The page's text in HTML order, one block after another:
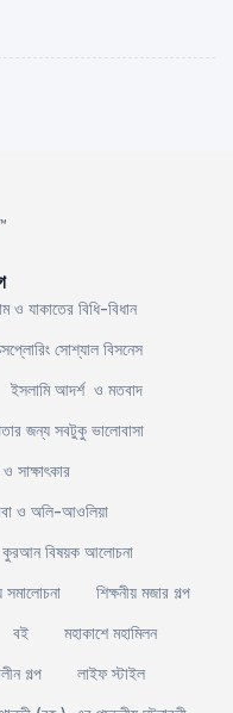
ও যাকাতের বিধি-বিধান
সোশ্যাল বিসনেস
ইসলামি আদর্শ ও মতবাদ
জন্য সবটুকু ভালোবাসা
সাক্ষাৎকার
ও অলি-আওলিয়া
কুরআন বিষয়ক আলোচনা
সমালোচনা
শিক্ষনীয় মজার গল্প
বই
মহাকাশে মহামিলন
গল্প
লাইফ স্টাইল